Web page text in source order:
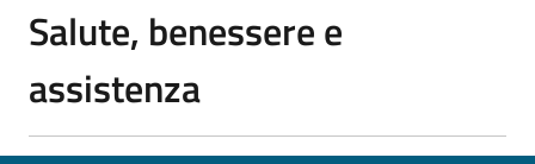
Salute, benessere e
assistenza